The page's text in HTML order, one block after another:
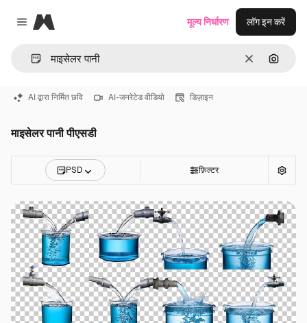
Close menu
Magnific
साफ़ इमेज से
मूल्य निर्धारण लॉग इन करें
AI द्वारा निर्मित छवि AI-जनरेटेड वीडियो डिज़ाइन
माइसेलर पानी पीएसडी
PSD फ़िल्टर